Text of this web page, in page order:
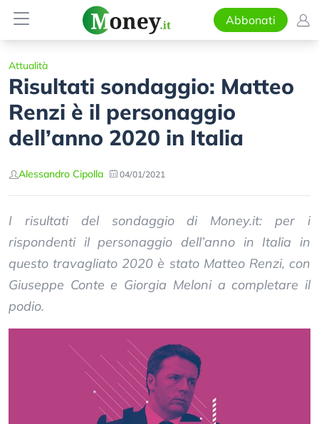
Abbonati
Attualità
Risultati sondaggio: Matteo
Renzi è il personaggio
dell’anno 2020 in Italia
Alessandro Cipolla 04/01/2021
I risultati del sondaggio di Money.it: per i
rispondenti il personaggio dell’anno in Italia in
questo travagliato 2020 è stato Matteo Renzi, con
Giuseppe Conte e Giorgia Meloni a completare il
podio.